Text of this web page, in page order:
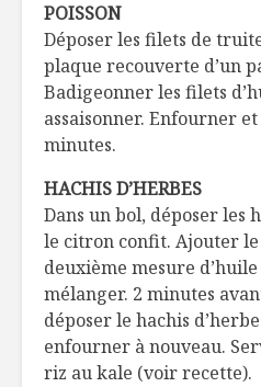
POISSON
Déposer les filets de
plaque recouverte d’un
Badigeonner les filets
assaisonner. Enfourner
minutes.
HACHIS D’HERBES
Dans un bol, déposer les
le citron confit. Ajouter
deuxième mesure d’huile
mélanger. 2 minutes
déposer le hachis
enfourner à nouveau.
riz au kale (voir recette).